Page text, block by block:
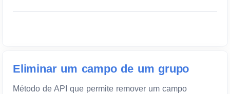
Eliminar um campo de um grupo
Método de API que permite remover um campo